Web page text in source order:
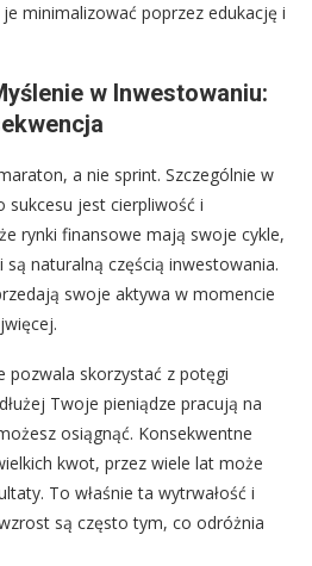
minimalizować poprzez edukację i
w Inwestowaniu:
a nie sprint. Szczególnie w
sukcesu jest cierpliwość i
rynki finansowe mają swoje cykle,
naturalną częścią inwestowania.
swoje aktywa w momencie
pozwala skorzystać z potęgi
Twoje pieniądze pracują na
osiągnąć. Konsekwentne
kwot, przez wiele lat może
To właśnie ta wytrwałość i
są często tym, co odróżnia